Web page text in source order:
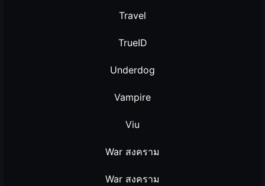
Travel
TrueID
Underdog
Vampire
Viu
War สงคราม
War สงคราม